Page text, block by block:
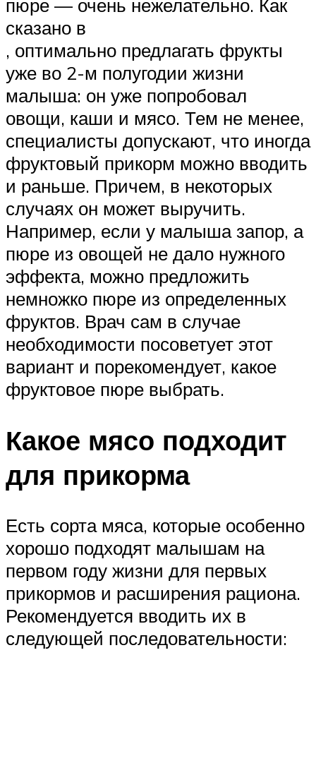
пюре — очень нежелательно. Как
сказано в
, оптимально предлагать фрукты
уже во 2-м полугодии жизни
малыша: он уже попробовал
овощи, каши и мясо. Тем не менее,
специалисты допускают, что иногда
фруктовый прикорм можно вводить
и раньше. Причем, в некоторых
случаях он может выручить.
Например, если у малыша запор, а
пюре из овощей не дало нужного
эффекта, можно предложить
немножко пюре из определенных
фруктов. Врач сам в случае
необходимости посоветует этот
вариант и порекомендует, какое
фруктовое пюре выбрать.
Какое мясо подходит
для прикорма
Есть сорта мяса, которые особенно
хорошо подходят малышам на
первом году жизни для первых
прикормов и расширения рациона.
Рекомендуется вводить их в
следующей последовательности: